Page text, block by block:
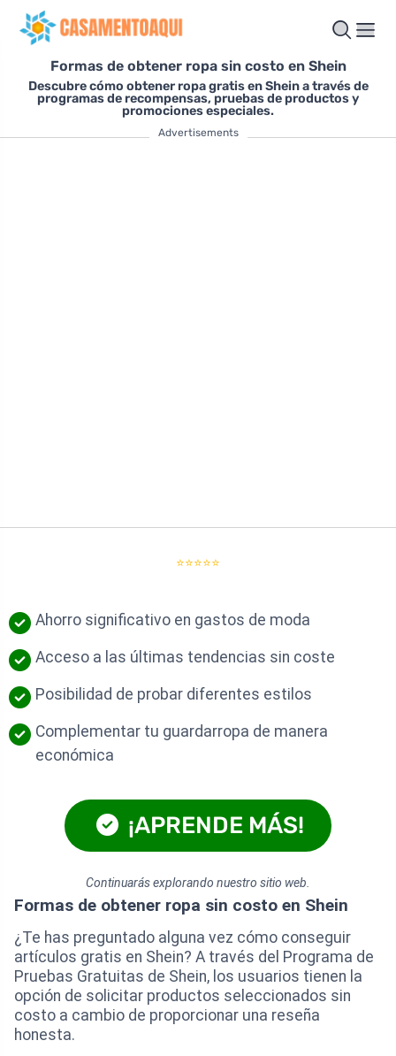
Formas de obtener ropa sin costo en Shein
Descubre cómo obtener ropa gratis en Shein a través de
programas de recompensas, pruebas de productos y
promociones especiales.
Advertisements
⭐⭐⭐⭐⭐
Ahorro significativo en gastos de moda
Acceso a las últimas tendencias sin coste
Posibilidad de probar diferentes estilos
Complementar tu guardarropa de manera
económica
¡APRENDE MÁS!
Continuarás explorando nuestro sitio web.
Formas de obtener ropa sin costo en Shein
¿Te has preguntado alguna vez cómo conseguir
artículos gratis en Shein? A través del Programa de
Pruebas Gratuitas de Shein, los usuarios tienen la
opción de solicitar productos seleccionados sin
costo a cambio de proporcionar una reseña
honesta.